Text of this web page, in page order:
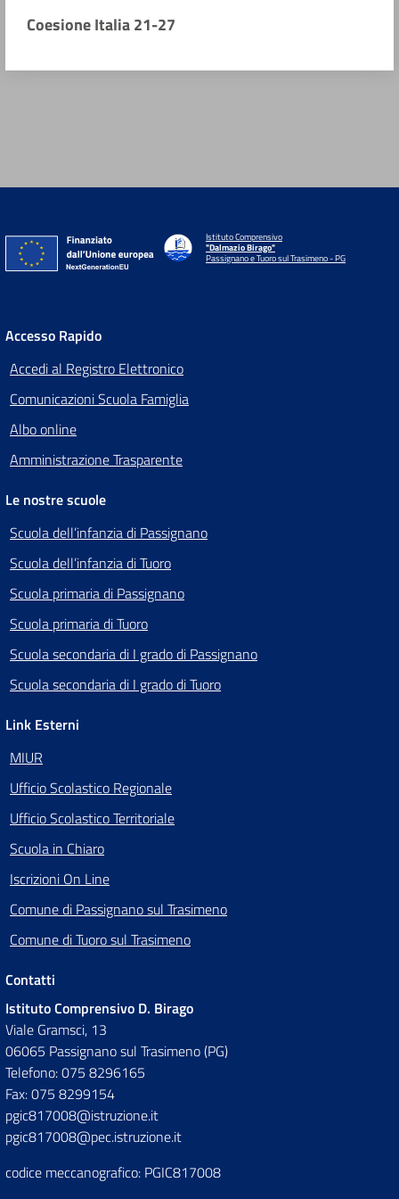
Coesione Italia 21-27
Istituto Comprensivo
"Dalmazio Birago"
Passignano e Tuoro sul Trasimeno - PG
Accesso Rapido
Accedi al Registro Elettronico
Comunicazioni Scuola Famiglia
Albo online
Amministrazione Trasparente
Le nostre scuole
Scuola dell’infanzia di Passignano
Scuola dell’infanzia di Tuoro
Scuola primaria di Passignano
Scuola primaria di Tuoro
Scuola secondaria di I grado di Passignano
Scuola secondaria di I grado di Tuoro
Link Esterni
MIUR
Ufficio Scolastico Regionale
Ufficio Scolastico Territoriale
Scuola in Chiaro
Iscrizioni On Line
Comune di Passignano sul Trasimeno
Comune di Tuoro sul Trasimeno
Contatti
Istituto Comprensivo D. Birago
Viale Gramsci, 13
06065 Passignano sul Trasimeno (PG)
Telefono: 075 8296165
Fax: 075 8299154
pgic817008@istruzione.it
pgic817008@pec.istruzione.it
codice meccanografico: PGIC817008